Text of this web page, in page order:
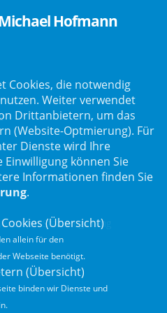
Hofmann
Staatsregierung
Cookies, die notwendig
Weiter verwendet
Drittanbietern, um das
(Website-Optmierung). Für
Dienste wird Ihre
können Sie
Informationen finden Sie
.
(Übersicht)
allein für den
Webseite benötigt.
(Übersicht)
binden wir Dienste und